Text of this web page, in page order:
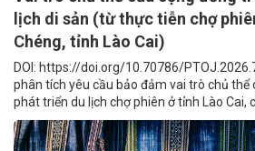
lịch di sản (từ thực tiễn chợ
Chéng, tỉnh Lào Cai)
DOI: https://doi.org/10.70786/
phân tích yêu cầu bảo đảm vai trò chủ thể
phát triển du lịch chợ phiên ở tỉnh Lào Cai,